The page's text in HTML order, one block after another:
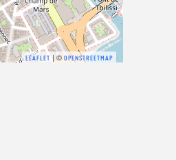
LEAFLET| ©OPENSTREETMAP